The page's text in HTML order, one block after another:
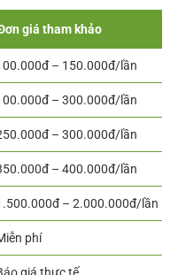
giá tham khảo
– 150.000đ/lần
– 300.000đ/lần
– 300.000đ/lần
– 400.000đ/lần
– 2.000.000đ/lần
phí